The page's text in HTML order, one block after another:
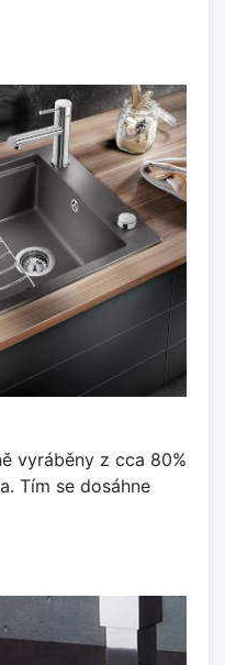
vyráběny z cca 80%
Tím se dosáhne